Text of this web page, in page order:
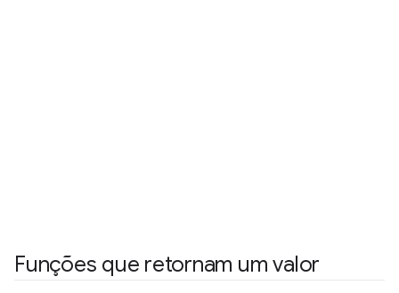
Funções que retornam um valor